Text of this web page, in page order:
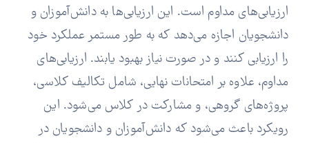
ارزیابی‌های مداوم است. این ارزیابی‌ها به دانش‌آموزان و
دانشجویان اجازه می‌دهد که به طور مستمر عملکرد خود
را ارزیابی کنند و در صورت نیاز بهبود یابند. ارزیابی‌های
مداوم، علاوه بر امتحانات نهایی، شامل تکالیف کلاسی،
پروژه‌های گروهی، و مشارکت در کلاس می‌شود. این
رویکرد باعث می‌شود که دانش‌آموزان و دانشجویان در